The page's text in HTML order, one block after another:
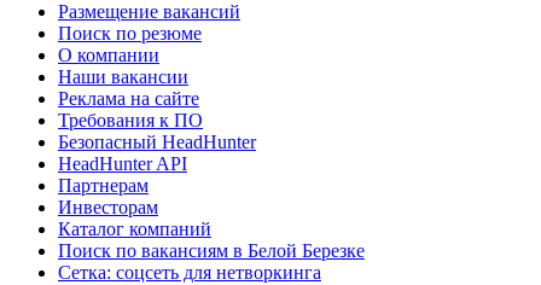
Размещение вакансий
Поиск по резюме
О компании
Наши вакансии
Реклама на сайте
Требования к ПО
Безопасный HeadHunter
HeadHunter API
Партнерам
Инвесторам
Каталог компаний
Поиск по вакансиям в Белой Березке
Сетка: соцсеть для нетворкинга